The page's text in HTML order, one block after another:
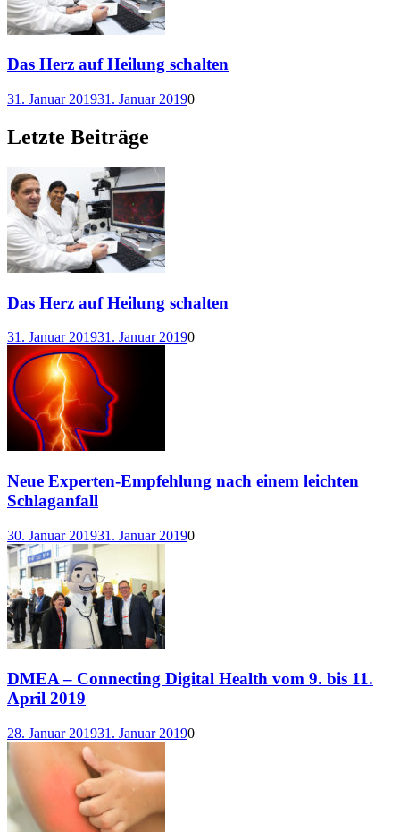
Das Herz auf Heilung schalten
31. Januar 201931. Januar 20190
Letzte Beiträge
Das Herz auf Heilung schalten
31. Januar 201931. Januar 20190
Neue Experten-Empfehlung nach einem leichten
Schlaganfall
30. Januar 201931. Januar 20190
DMEA – Connecting Digital Health vom 9. bis 11.
April 2019
28. Januar 201931. Januar 20190